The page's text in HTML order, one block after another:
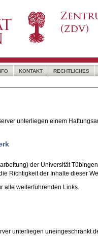
KONTAKT RECHTLICHES
unterliegen einem
der Universität
Richtigkeit der Inhalte dieser
alle weiterführenden Links.
unterliegen uneingeschränkt